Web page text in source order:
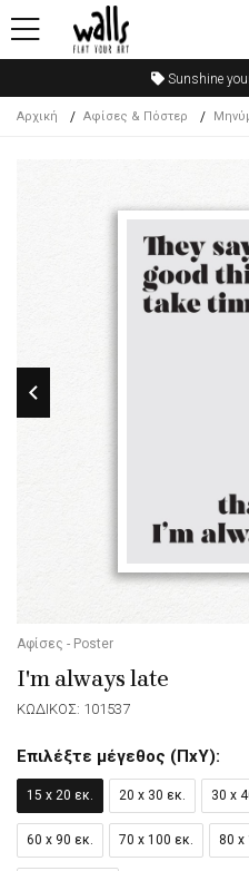
Sunshine
Αρχική Αφίσες & Πόστερ
Αφίσες - Poster
I'm always late
ΚΩΔΙΚΟΣ: 101537
Επιλέξτε μέγεθος (ΠxΥ):
15 x 20 εκ. 20 x 30 εκ. 30 x
60 x 90 εκ. 70 x 100 εκ. 80 x